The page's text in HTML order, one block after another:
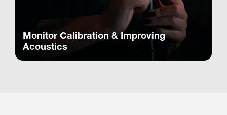
Monitor Calibration & Improving
Acoustics